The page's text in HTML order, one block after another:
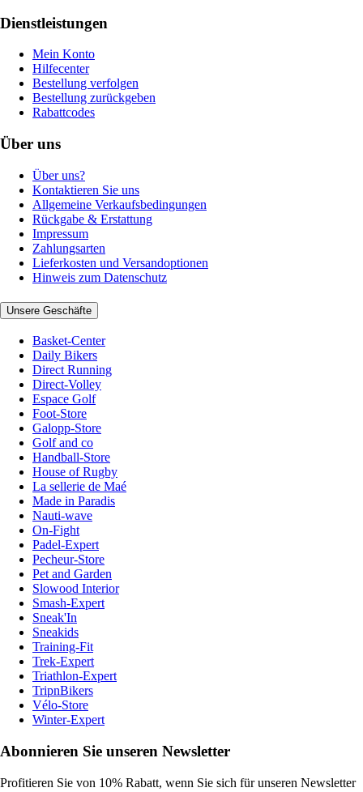
Dienstleistungen
Mein Konto
Hilfecenter
Bestellung verfolgen
Bestellung zurückgeben
Rabattcodes
Über uns
Über uns?
Kontaktieren Sie uns
Allgemeine Verkaufsbedingungen
Rückgabe & Erstattung
Impressum
Zahlungsarten
Lieferkosten und Versandoptionen
Hinweis zum Datenschutz
Unsere Geschäfte
Basket-Center
Daily Bikers
Direct Running
Direct-Volley
Espace Golf
Foot-Store
Galopp-Store
Golf and co
Handball-Store
House of Rugby
La sellerie de Maé
Made in Paradis
Nauti-wave
On-Fight
Padel-Expert
Pecheur-Store
Pet and Garden
Slowood Interior
Smash-Expert
Sneak'In
Sneakids
Training-Fit
Trek-Expert
Triathlon-Expert
TripnBikers
Vélo-Store
Winter-Expert
Abonnieren Sie unseren Newsletter
Profitieren Sie von 10% Rabatt, wenn Sie sich für unseren Newsletter